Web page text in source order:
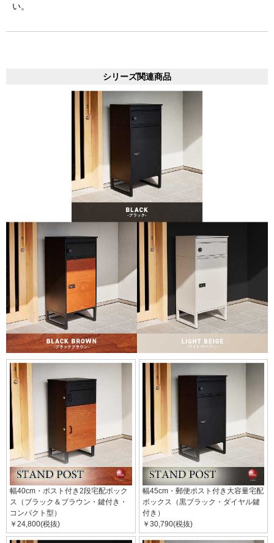
い。
シリーズ関連商品
幅40cm・ポスト付き2段宅配ボック
ス（ブラック＆ブラウン・鍵付き・
コンパクト型）
￥24,800(税抜)
幅45cm・郵便ポスト付き大容量宅配
ボックス（黒ブラック・ダイヤル鍵
付き）
￥30,790(税抜)